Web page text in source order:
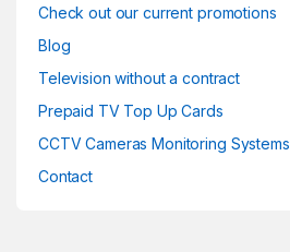
Check out our current promotions
Blog
Television without a contract
Prepaid TV Top Up Cards
CCTV Cameras Monitoring Systems
Contact